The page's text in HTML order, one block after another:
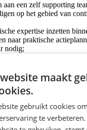
aan een zelf supporting
op het gebied van
expertise inzetten
naar praktische
nodig;
van trainingen, onboarding
van
en
aanspreekpunt voor interne
in de zorgketen.
website maakt
gebruikt cookies
te